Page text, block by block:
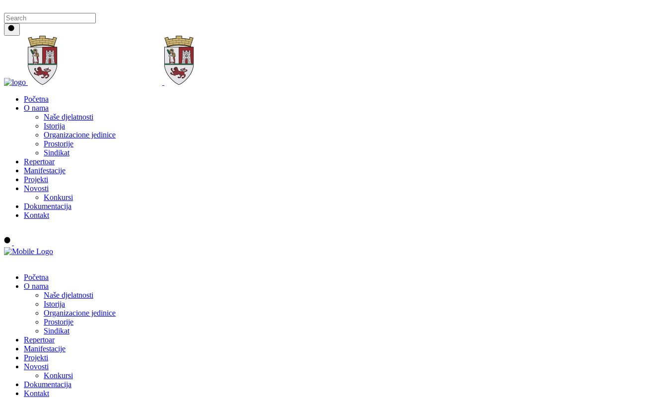
Početna
O nama
Naše djelatnosti
Istorija
Organizacione jedinice
Prostorije
Sindikat
Repertoar
Manifestacije
Projekti
Novosti
Konkursi
Dokumentacija
Kontakt
Početna
O nama
Naše djelatnosti
Istorija
Organizacione jedinice
Prostorije
Sindikat
Repertoar
Manifestacije
Projekti
Novosti
Konkursi
Dokumentacija
Kontakt